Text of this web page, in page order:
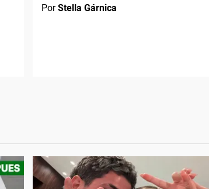
PorStella Gárnica